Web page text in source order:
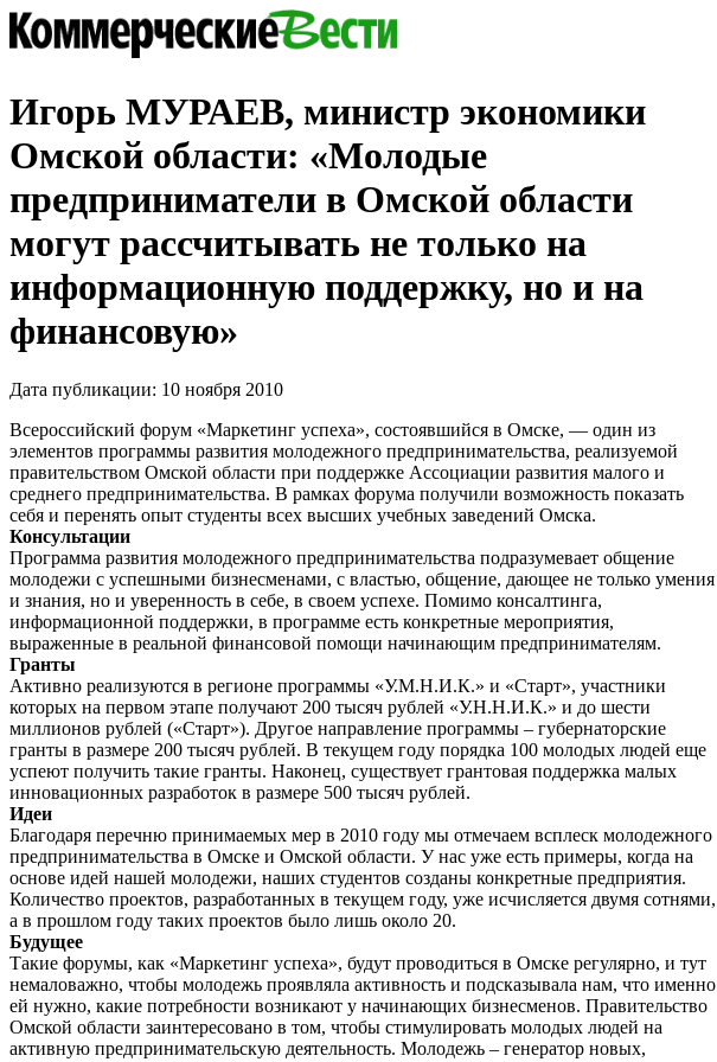
Игорь МУРАЕВ, министр экономики
Омской области: «Молодые
предприниматели в Омской области
могут рассчитывать не только на
информационную поддержку, но и на
финансовую»
Дата публикации: 10 ноября 2010
Всероссийский форум «Маркетинг успеха», состоявшийся в Омске, — один из
элементов программы развития молодежного предпринимательства, реализуемой
правительством Омской области при поддержке Ассоциации развития малого и
среднего предпринимательства. В рамках форума получили возможность показать
себя и перенять опыт студенты всех высших учебных заведений Омска.
Консультации
Программа развития молодежного предпринимательства подразумевает общение
молодежи с успешными бизнесменами, с властью, общение, дающее не только умения
и знания, но и уверенность в себе, в своем успехе. Помимо консалтинга,
информационной поддержки, в программе есть конкретные мероприятия,
выраженные в реальной финансовой помощи начинающим предпринимателям.
Гранты
Активно реализуются в регионе программы «У.М.Н.И.К.» и «Старт», участники
которых на первом этапе получают 200 тысяч рублей «У.Н.Н.И.К.» и до шести
миллионов рублей («Старт»). Другое направление программы – губернаторские
гранты в размере 200 тысяч рублей. В текущем году порядка 100 молодых людей еще
успеют получить такие гранты. Наконец, существует грантовая поддержка малых
инновационных разработок в размере 500 тысяч рублей.
Идеи
Благодаря перечню принимаемых мер в 2010 году мы отмечаем всплеск молодежного
предпринимательства в Омске и Омской области. У нас уже есть примеры, когда на
основе идей нашей молодежи, наших студентов созданы конкретные предприятия.
Количество проектов, разработанных в текущем году, уже исчисляется двумя сотнями,
а в прошлом году таких проектов было лишь около 20.
Будущее
Такие форумы, как «Маркетинг успеха», будут проводиться в Омске регулярно, и тут
немаловажно, чтобы молодежь проявляла активность и подсказывала нам, что именно
ей нужно, какие потребности возникают у начинающих бизнесменов. Правительство
Омской области заинтересовано в том, чтобы стимулировать молодых людей на
активную предпринимательскую деятельность. Молодежь – генератор новых,